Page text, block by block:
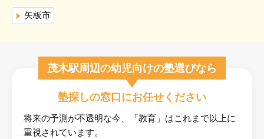
矢板市
茂木駅周辺の幼児向けの塾選びなら
塾探しの窓口にお任せください
将来の予測が不透明な今、「教育」はこれまで以上に
重視されています。